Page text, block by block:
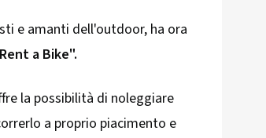
e amanti dell'outdoor, ha ora
a Bike".
la possibilità di noleggiare
a proprio piacimento e